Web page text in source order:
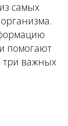
самых
помогают
три важных